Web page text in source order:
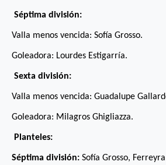
Séptima división:
Valla menos vencida: Sofía Grosso.
Goleadora: Lourdes Estigarría.
Sexta división:
Valla menos vencida: Guadalupe
Goleadora: Milagros Ghigliazza.
Planteles:
Séptima división: Sofía Grosso,